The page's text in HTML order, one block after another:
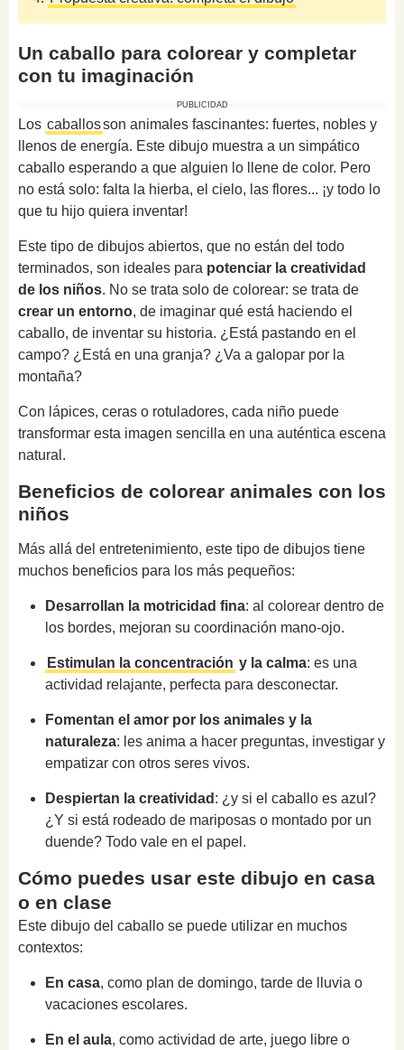
Un caballo para colorear y completar
con tu imaginación
PUBLICIDAD
Los caballosson animales fascinantes: fuertes, nobles y
llenos de energía. Este dibujo muestra a un simpático
caballo esperando a que alguien lo llene de color. Pero
no está solo: falta la hierba, el cielo, las flores... ¡y todo lo
que tu hijo quiera inventar!
Este tipo de dibujos abiertos, que no están del todo
terminados, son ideales para potenciar la creatividad
de los niños. No se trata solo de colorear: se trata de
crear un entorno, de imaginar qué está haciendo el
caballo, de inventar su historia. ¿Está pastando en el
campo? ¿Está en una granja? ¿Va a galopar por la
montaña?
Con lápices, ceras o rotuladores, cada niño puede
transformar esta imagen sencilla en una auténtica escena
natural.
Beneficios de colorear animales con los
niños
Más allá del entretenimiento, este tipo de dibujos tiene
muchos beneficios para los más pequeños:
Desarrollan la motricidad fina: al colorear dentro de
los bordes, mejoran su coordinación mano-ojo.
Estimulan la concentración y la calma: es una
actividad relajante, perfecta para desconectar.
Fomentan el amor por los animales y la
naturaleza: les anima a hacer preguntas, investigar y
empatizar con otros seres vivos.
Despiertan la creatividad : ¿y si el caballo es azul?
¿Y si está rodeado de mariposas o montado por un
duende? Todo vale en el papel.
Cómo puedes usar este dibujo en casa
o en clase
Este dibujo del caballo se puede utilizar en muchos
contextos:
En casa, como plan de domingo, tarde de lluvia o
vacaciones escolares.
En el aula, como actividad de arte, juego libre o